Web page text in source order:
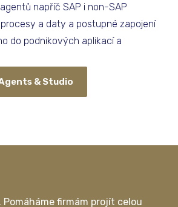
napříč SAP i non-SAP
a daty a postupné zapojení
do podnikových aplikací a
& Studio
Pomáháme firmám projít celou